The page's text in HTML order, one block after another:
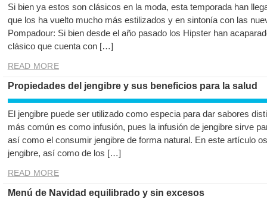
Si bien ya estos son clásicos en la moda, esta temporada han
que los ha vuelto mucho más estilizados y en sintonía con las
Pompadour: Si bien desde el año pasado los Hipster han
clásico que cuenta con […]
READ MORE
Propiedades del jengibre y sus beneficios para la salud
El jengibre puede ser utilizado como especia para dar sabores
más común es como infusión, pues la infusión de jengibre sirve
así como el consumir jengibre de forma natural. En este artículo
jengibre, así como de los […]
READ MORE
Menú de Navidad equilibrado y sin excesos